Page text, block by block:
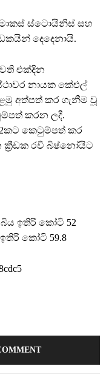
ස්ටොයිනිස් සහ
දෙදෙනායි.
එක්දින
නායක කේඑල්
අත්පත් කර ගැනීම වූ
කරන ලදී.
කෙටුම්පත් කර
ක්‍රීඩක රවී බිෂ්නෝයිට
ඉතිරි කෝටි 52
කෝටි 59.8